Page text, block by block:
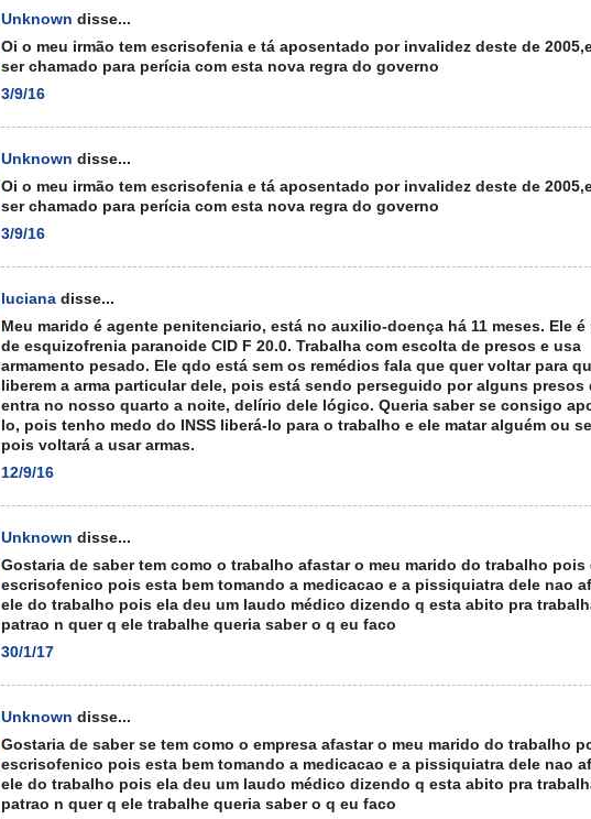
Unknown disse...
Oi o meu irmão tem escrisofenia e tá aposentado por invalidez deste de
ser chamado para perícia com esta nova regra do governo
3/9/16
Unknown disse...
Oi o meu irmão tem escrisofenia e tá aposentado por invalidez deste de
ser chamado para perícia com esta nova regra do governo
3/9/16
luciana disse...
Meu marido é agente penitenciario, está no auxilio-doença há 11 meses. Ele
de esquizofrenia paranoide CID F 20.0. Trabalha com escolta de presos e usa
armamento pesado. Ele qdo está sem os remédios fala que quer voltar para
liberem a arma particular dele, pois está sendo perseguido por alguns presos
entra no nosso quarto a noite, delírio dele lógico. Queria saber se consigo
lo, pois tenho medo do INSS liberá-lo para o trabalho e ele matar alguém ou
pois voltará a usar armas.
12/9/16
Unknown disse...
Gostaria de saber tem como o trabalho afastar o meu marido do trabalho pois
escrisofenico pois esta bem tomando a medicacao e a pissiquiatra dele nao
ele do trabalho pois ela deu um laudo médico dizendo q esta abito pra
patrao n quer q ele trabalhe queria saber o q eu faco
30/1/17
Unknown disse...
Gostaria de saber se tem como o empresa afastar o meu marido do trabalho
escrisofenico pois esta bem tomando a medicacao e a pissiquiatra dele nao
ele do trabalho pois ela deu um laudo médico dizendo q esta abito pra
patrao n quer q ele trabalhe queria saber o q eu faco